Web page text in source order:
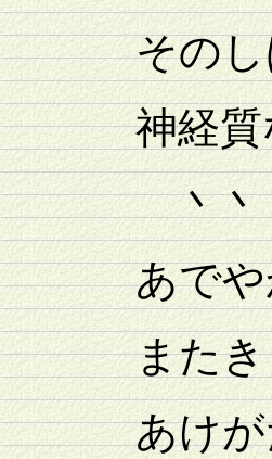
そのしば
神経質な
丶丶
あでや
またきら
あけがた